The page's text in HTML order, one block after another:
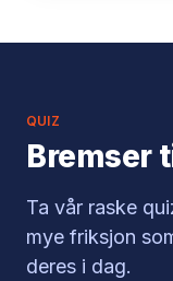
QUIZ
Bremser
Ta vår raske
mye friksjon
deres i dag.